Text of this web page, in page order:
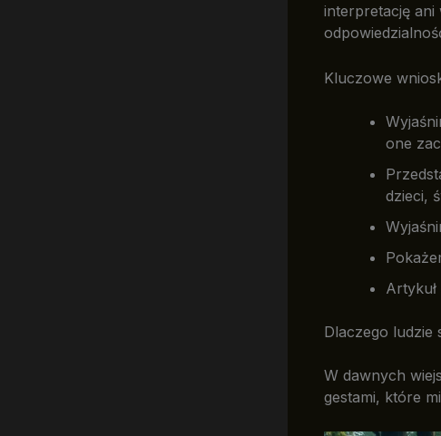
interpretację ani
Kluczowe
one
dzieci,
Dlaczego ludzie
W dawnych
gestami, które